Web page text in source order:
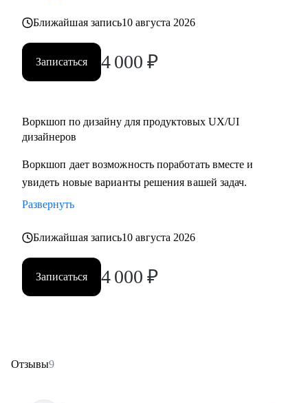
Ближайшая запись10 августа 2026
Записаться 4 000 ₽
Воркшоп по дизайну для продуктовых UX/UI
дизайнеров
Воркшоп дает возможность поработать вместе и
увидеть новые варианты решения вашей задач.
Развернуть
Ближайшая запись10 августа 2026
Записаться 4 000 ₽
Отзывы9